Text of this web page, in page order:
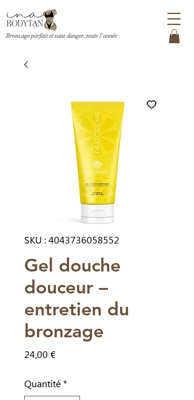
Bronzage parfait et sans danger, toute l'année
SKU : 4043736058552
Gel douche
douceur –
entretien du
bronzage
24,00 €
Quantité*